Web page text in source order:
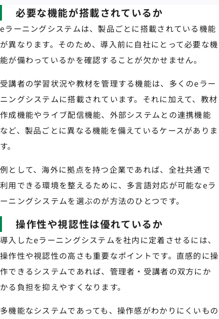
必要な機能が搭載されているか
eラーニングシステムは、製品ごとに搭載されている機能
が異なります。そのため、導入前に自社にとって必要な機
能が備わっているかを確認することが欠かせません。
受講者の学習状況や教材を管理する機能は、多くのeラー
ニングシステムに搭載されています。それに加えて、教材
作成機能やライブ配信機能、外部システムとの連携機能
など、製品ごとに異なる機能を備えているケースがありま
す。
例として、海外に拠点を持つ企業であれば、全社共通で
利用できる環境を整えるために、多言語対応が可能なeラ
ーニングシステムを選ぶのが方法のひとつです。
操作性や視認性は優れているか
導入したeラーニングシステムを社内に定着させるには、
操作性や視認性の高さも重要なポイントです。直感的に操
作できるシステムであれば、管理者・受講者の双方にか
かる負担を抑えやすくなります。
多機能なシステムであっても、操作感がわかりにくいもの